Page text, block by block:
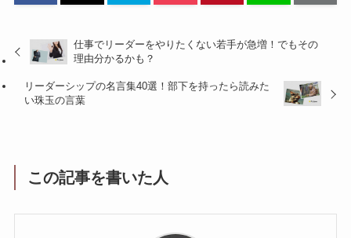
仕事でリーダーをやりたくない若手が急増！でもその
理由分かるかも？
リーダーシップの名言集40選！部下を持ったら読みた
い珠玉の言葉
この記事を書いた人